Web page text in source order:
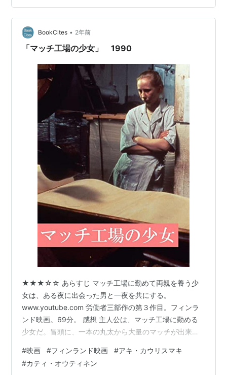
典 カンゼン Amazon そして途中で立ち寄ったカフェで、
バスの故障で立ち往生していた女性二人組に頼まれ、港
まで送ることにな…
BookCites • 2年前
「マッチ工場の少女」 1990
★★★☆☆ あらすじ マッチ工場に勤めて両親を養う少
女は、ある夜に出会った男と一夜を共にする。
www.youtube.com 労働者三部作の第３作目。フィンラ
ンド映画。69分。 感想 主人公は、マッチ工場に勤める
少女だ。冒頭に、一本の丸太から大量のマッチが出来上
るのかと興味深かったが、それと同時に大量消費社会の
便利さと味気なさ、その功罪を感じてしまう映像だっ
#映画 #フィンランド映画 #アキ・カウリスマキ
#カティ・オウティネン